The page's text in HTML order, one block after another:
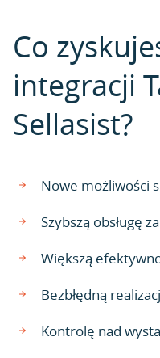
Co
integracji
Sellasist?
Nowe możliwości
Szybszą obsługę
Większą
Bezbłędną
Kontrolę nad